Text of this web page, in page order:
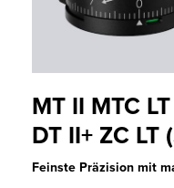
MT II MTC
DT II+ ZC LT
Feinste Präzision mit